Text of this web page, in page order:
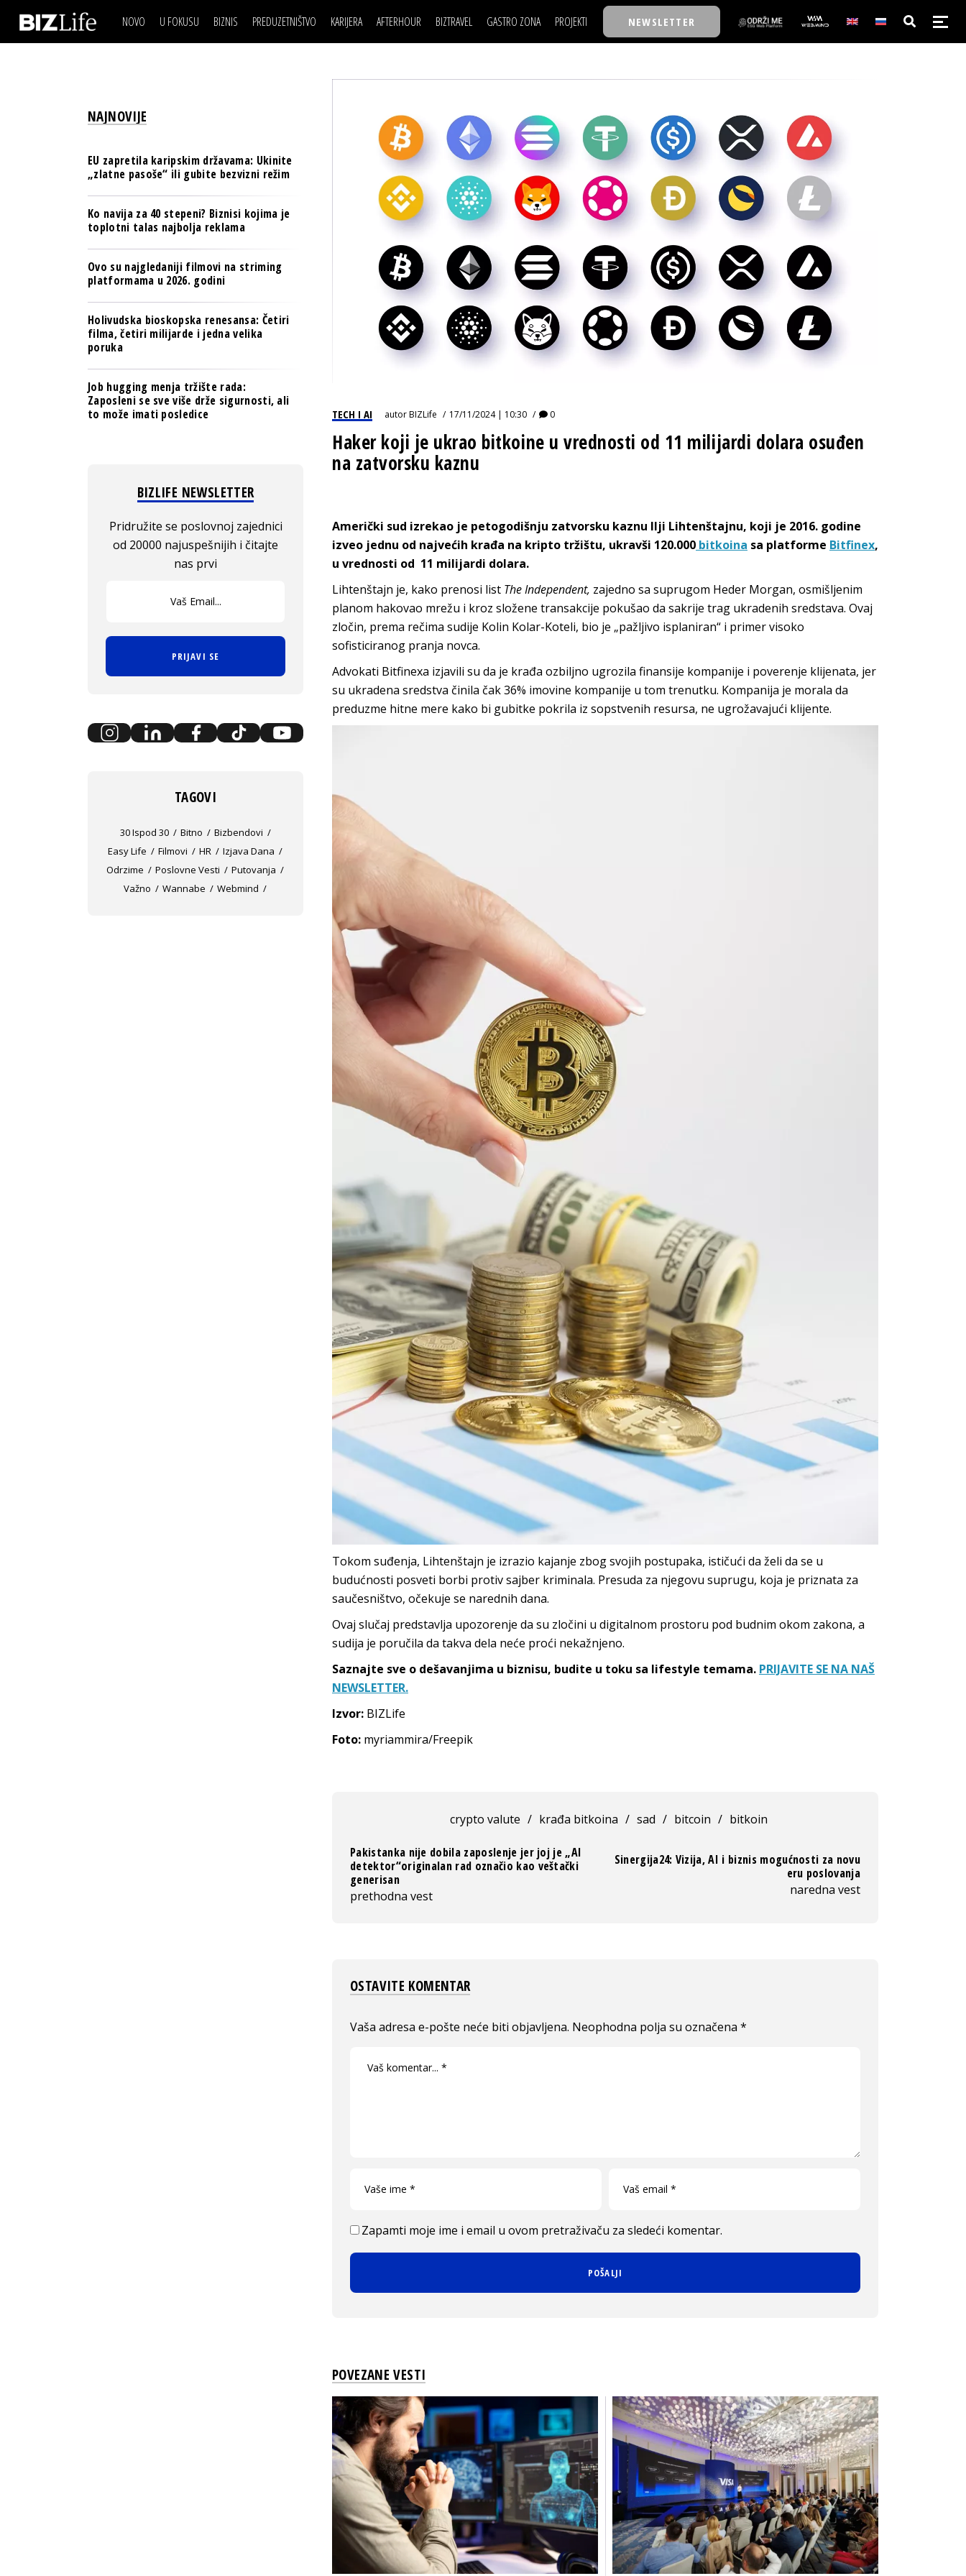
NOVO U FOKUSU BIZNIS
BANKE
OSIGURANJE
TECH I AI
BIZNIS & SPORT
PULS REGIONA
NOVO NA RAFU
PREDUZETNIŠTVO KARIJERA
MOJ UGAO
USAVRŠAVANJE
KNOW-HOW
AFTERHOUR
AUTO SVET
STIL
WELLBEING
BIZTRAVEL GASTRO ZONA PROJEKTI
30 ISPOD 30
BACK TO OFFICE/SCHOOL
BIZBENDOVI
BIZKOLEGIJUM
BMW BIZNIS LIGA
BIZLIFE WEEK
IZJAVA GODINE
NEWSLETTER
IZJAVA DANABIZNIS SCENA
BREND I KOMUNIKACIJE
OSIGURANJE
TECH I AI
PULS REGIONA
POSAO
MOJ UGAO
KNOW-HOW
FILM I SCENA
AUTO SVET
WELLBEING
NAJKOLEGA
30 ISPOD 30
BIZBENDOVI
BIZKOLEGIJUM
BMW BIZNIS LIGA
BIZLIFE WEEK
IZJAVA GODINE
TECH I AI autorBIZLife 17/11/2024 | 10:30 0
Haker koji je ukrao bitkoine u vrednosti od 11 milijardi dolara osuđen
na zatvorsku kaznu
Američki sud izrekao je petogodišnju zatvorsku kaznu Ilji Lihtenštajnu, koji je 2016. godine
izveo jednu od najvećih krađa na kripto tržištu, ukravši 120.000 bitkoina sa platforme Bitfinex,
u vrednosti od 11 milijardi dolara.
Lihtenštajn je, kako prenosi list The Independent, zajedno sa suprugom Heder Morgan, osmišljenim
planom hakovao mrežu i kroz složene transakcije pokušao da sakrije trag ukradenih sredstava. Ovaj
zločin, prema rečima sudije Kolin Kolar-Koteli, bio je „pažljivo isplaniran“ i primer visoko
sofisticiranog pranja novca.
Advokati Bitfinexa izjavili su da je krađa ozbiljno ugrozila finansije kompanije i poverenje klijenata, jer
su ukradena sredstva činila čak 36% imovine kompanije u tom trenutku. Kompanija je morala da
preduzme hitne mere kako bi gubitke pokrila iz sopstvenih resursa, ne ugrožavajući klijente.
Tokom suđenja, Lihtenštajn je izrazio kajanje zbog svojih postupaka, ističući da želi da se u
budućnosti posveti borbi protiv sajber kriminala. Presuda za njegovu suprugu, koja je priznata za
saučesništvo, očekuje se narednih dana.
Ovaj slučaj predstavlja upozorenje da su zločini u digitalnom prostoru pod budnim okom zakona, a
sudija je poručila da takva dela neće proći nekažnjeno.
Saznajte sve o dešavanjima u biznisu, budite u toku sa lifestyle temama. PRIJAVITE SE NA NAŠ
NEWSLETTER.
Izvor: BIZLife
Foto: myriammira/Freepik
crypto valute / krađa bitkoina / sad / bitcoin / bitkoin
Pakistanka nije dobila zaposlenje jer joj je „AI
detektor“originalan rad označio kao veštački
generisan
prethodna vest
Sinergija24: Vizija, AI i biznis mogućnosti za novu
eru poslovanja
naredna vest
OSTAVITE KOMENTAR
Vaša adresa e-pošte neće biti objavljena. Neophodna polja su označena *
Zapamti moje ime i email u ovom pretraživaču za sledeći komentar.
POVEZANE VESTI
NAJNOVIJE
EU zapretila karipskim državama: Ukinite
„zlatne pasoše“ ili gubite bezvizni režim
Ko navija za 40 stepeni? Biznisi kojima je
toplotni talas najbolja reklama
Ovo su najgledaniji filmovi na striming
platformama u 2026. godini
Holivudska bioskopska renesansa: Četiri
filma, četiri milijarde i jedna velika
poruka
Job hugging menja tržište rada:
Zaposleni se sve više drže sigurnosti, ali
to može imati posledice
BIZLIFE NEWSLETTER
Pridružite se poslovnoj zajednici
od 20000 najuspešnijih i čitajte
nas prvi
PRIJAVI SE
TAGOVI
30 Ispod 30 Bitno
Bizbendovi
Easy Life
Filmovi HR
Izjava Dana
Odrzime
Poslovne Vesti
Putovanja
Važno
Wannabe Webmind